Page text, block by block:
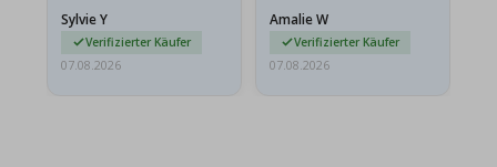
sie…
Sylvie Y
Verifizierter Käufer
07.08.2026
Amalie W
Verifizierter Käufer
07.08.2026